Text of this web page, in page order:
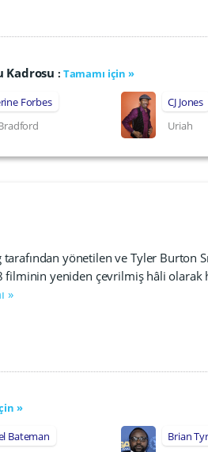
Kadrosu: Tamamı için »
Forbes
CJ Jones
Uriah
tarafından yönetilen ve Tyler Burton
filminin yeniden çevrilmiş hâli olarak
»
»
Bateman
Brian